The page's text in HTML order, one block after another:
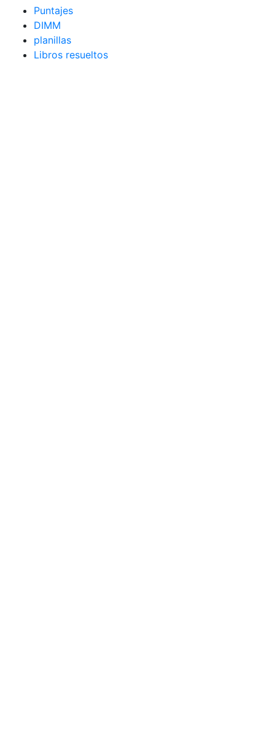
Puntajes
DIMM
planillas
Libros resueltos